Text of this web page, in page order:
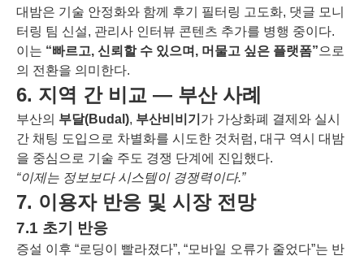
대밤은 기술 안정화와 함께 후기 필터링 고도화, 댓글 모니
터링 팀 신설, 관리사 인터뷰 콘텐츠 추가를 병행 중이다.
이는 “빠르고, 신뢰할 수 있으며, 머물고 싶은 플랫폼”으로
의 전환을 의미한다.
6. 지역 간 비교 ― 부산 사례
부산의 부달(Budal), 부산비비기 가 가상화폐 결제와 실시
간 채팅 도입으로 차별화를 시도한 것처럼, 대구 역시 대밤
을 중심으로 기술 주도 경쟁 단계에 진입했다.
“이제는 정보보다 시스템이 경쟁력이다.”
7. 이용자 반응 및 시장 전망
7.1 초기 반응
증설 이후 “로딩이 빨라졌다”, “모바일 오류가 줄었다”는 반